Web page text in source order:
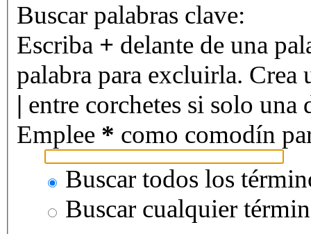
Buscar palabras clave:
Escriba + delante de una
palabra para excluirla. Crea
| entre corchetes si solo una
Emplee * como comodín
Buscar todos los
Buscar cualquier